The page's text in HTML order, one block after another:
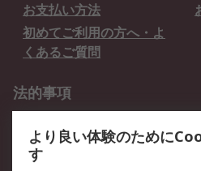
お支払い方法
初めてご利用の方へ・よ
くあるご質問
法的事項
クッキーポリシー
より良い体験のために
す